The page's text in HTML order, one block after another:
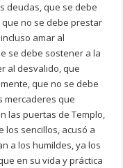
deudas, que se debe
no se debe prestar
amar al
se debe sostener a la
al desvalido, que
que no se debe
mercaderes que
las puertas de Templo,
los sencillos, acusó a
a los humildes, ya los
en su vida y práctica